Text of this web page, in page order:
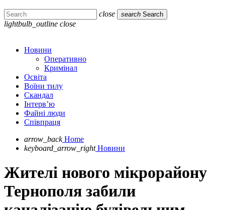
close search Search
lightbulb_outline close
Новини
Оперативно
Кримінал
Освіта
Воїни тилу
Скандал
Інтерв’ю
Файні люди
Співпраця
arrow_back Home
keyboard_arrow_right Новини
Жителі нового мікрорайону
Тернополя забили